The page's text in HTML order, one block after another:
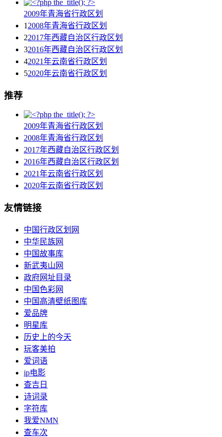
2009年青海省行政区划
1 2008年青海省行政区划
22017年西藏自治区行政区划
32016年西藏自治区行政区划
42021年云南省行政区划
52020年云南省行政区划
推荐
2009年青海省行政区划
2008年青海省行政区划
2017年西藏自治区行政区划
2016年西藏自治区行政区划
2021年云南省行政区划
2020年云南省行政区划
友情链接
中国行政区划网
中华民族网
中国故事库
新武夷山网
政府网址目录
中国色彩网
中国高清壁纸图库
爱品牌
明星库
历史上的今天
玩客美拍
爱词语
ip电影
查吉日
诗词录
字符库
我爱NMN
查车次